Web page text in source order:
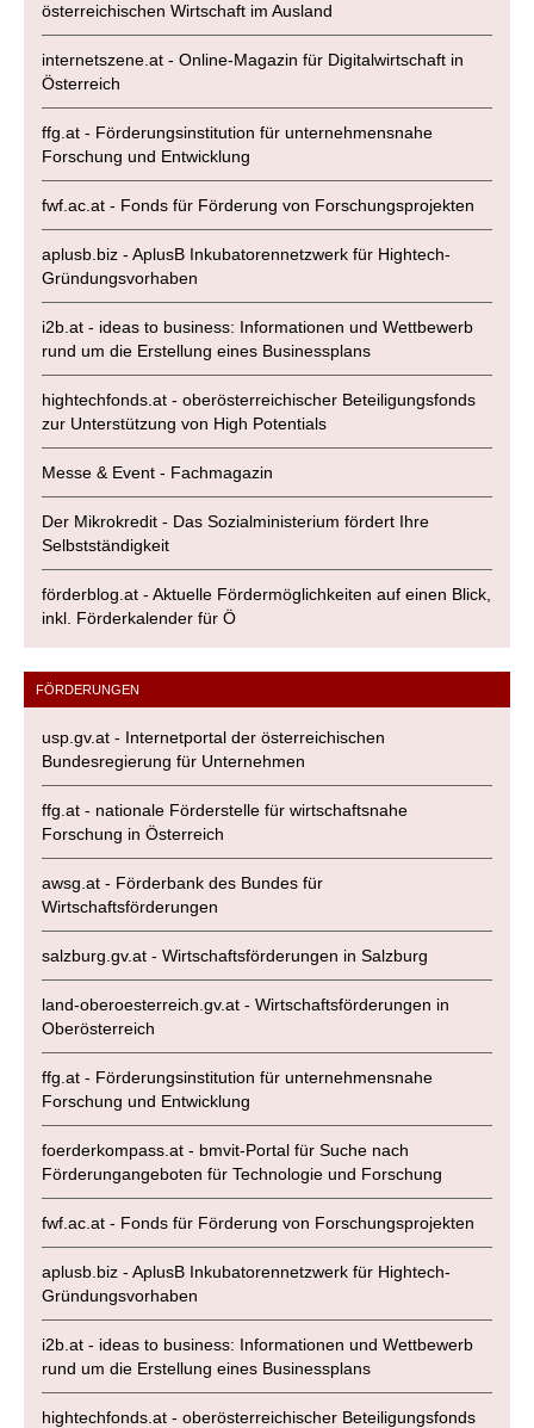
österreichischen Wirtschaft im Ausland
internetszene.at - Online-Magazin für Digitalwirtschaft in
Österreich
ffg.at - Förderungsinstitution für unternehmensnahe
Forschung und Entwicklung
fwf.ac.at - Fonds für Förderung von Forschungsprojekten
aplusb.biz - AplusB Inkubatorennetzwerk für Hightech-
Gründungsvorhaben
i2b.at - ideas to business: Informationen und Wettbewerb
rund um die Erstellung eines Businessplans
hightechfonds.at - oberösterreichischer Beteiligungsfonds
zur Unterstützung von High Potentials
Messe & Event - Fachmagazin
Der Mikrokredit - Das Sozialministerium fördert Ihre
Selbstständigkeit
förderblog.at - Aktuelle Fördermöglichkeiten auf einen Blick,
inkl. Förderkalender für Ö
FÖRDERUNGEN
usp.gv.at - Internetportal der österreichischen
Bundesregierung für Unternehmen
ffg.at - nationale Förderstelle für wirtschaftsnahe
Forschung in Österreich
awsg.at - Förderbank des Bundes für
Wirtschaftsförderungen
salzburg.gv.at - Wirtschaftsförderungen in Salzburg
land-oberoesterreich.gv.at - Wirtschaftsförderungen in
Oberösterreich
ffg.at - Förderungsinstitution für unternehmensnahe
Forschung und Entwicklung
foerderkompass.at - bmvit-Portal für Suche nach
Förderungangeboten für Technologie und Forschung
fwf.ac.at - Fonds für Förderung von Forschungsprojekten
aplusb.biz - AplusB Inkubatorennetzwerk für Hightech-
Gründungsvorhaben
i2b.at - ideas to business: Informationen und Wettbewerb
rund um die Erstellung eines Businessplans
hightechfonds.at - oberösterreichischer Beteiligungsfonds